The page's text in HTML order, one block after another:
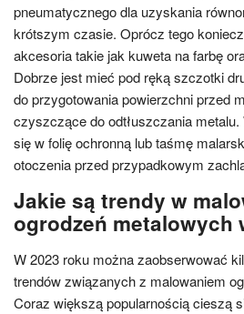
pneumatycznego dla uzyskania
krótszym czasie. Oprócz tego
akcesoria takie jak kuweta na farbę
Dobrze jest mieć pod ręką szczotki
do przygotowania powierzchni przed
czyszczące do odtłuszczania
się w folię ochronną lub taśmę
otoczenia przed przypadkowym
Jakie są trendy w
ogrodzeń metalowych
W 2023 roku można zaobserwować
trendów związanych z malowaniem
Coraz większą popularnością cieszą